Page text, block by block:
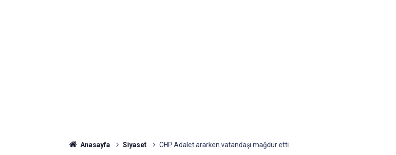
Anasayfa Siyaset CHP Adalet ararken vatandaşı mağdur etti